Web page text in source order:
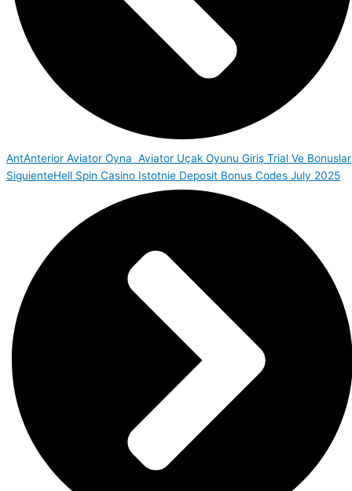
AntAnterior Aviator Oyna ️ Aviator Uçak Oyunu Giriş Trial Ve Bonuslar
SiguienteHell Spin Casino Istotnie Deposit Bonus Codes July 2025